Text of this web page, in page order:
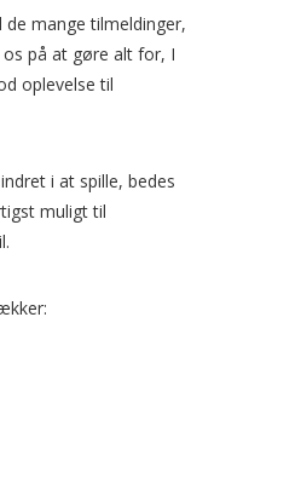
mange tilmeldinger,
på at gøre alt for, I
oplevelse til
i at spille, bedes
muligt til